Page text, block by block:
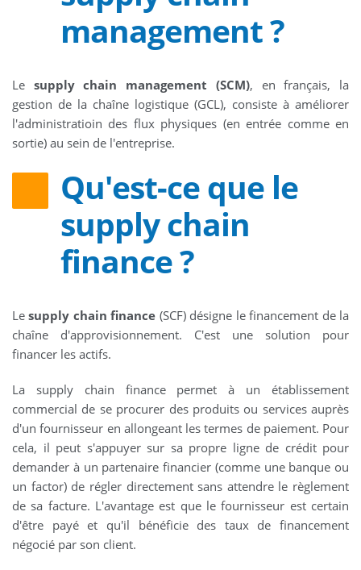
management ?
Le supply chain management (SCM), en français, la
gestion de la chaîne logistique (GCL), consiste à améliorer
l'administratioin des flux physiques (en entrée comme en
sortie) au sein de l'entreprise.
Qu'est-ce que le
supply chain
finance ?
Lesupply chain finance (SCF) désigne le financement de la
chaîne d'approvisionnement. C'est une solution pour
financer les actifs.
La supply chain finance permet à un établissement
commercial de se procurer des produits ou services auprès
d'un fournisseur en allongeant les termes de paiement. Pour
cela, il peut s'appuyer sur sa propre ligne de crédit pour
demander à un partenaire financier (comme une banque ou
un factor) de régler directement sans attendre le règlement
de sa facture. L'avantage est que le fournisseur est certain
d'être payé et qu'il bénéficie des taux de financement
négocié par son client.